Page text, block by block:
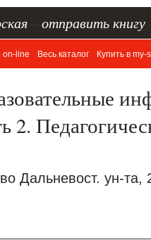
отправить книгу
on-line Весь каталог Купить в my-
2.
Дальневост. ун-та,